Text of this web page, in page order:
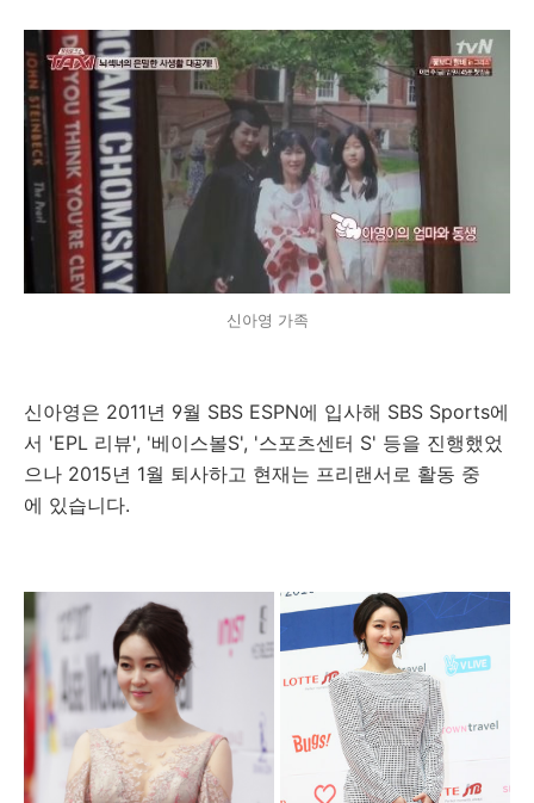
신아영 가족
신아영은 2011년 9월 SBS ESPN에 입사해 SBS Sports에
서 'EPL 리뷰', '베이스볼S', '스포츠센터 S' 등을 진행했었
으나 2015년 1월 퇴사하고 현재는 프리랜서로 활동 중
에 있습니다.